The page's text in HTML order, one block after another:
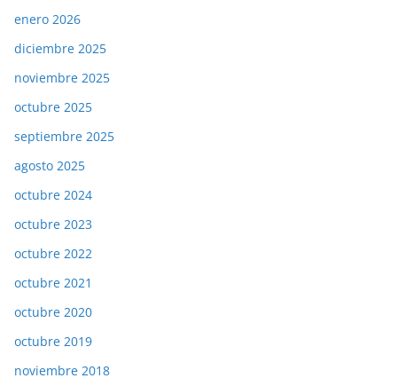
enero 2026
diciembre 2025
noviembre 2025
octubre 2025
septiembre 2025
agosto 2025
octubre 2024
octubre 2023
octubre 2022
octubre 2021
octubre 2020
octubre 2019
noviembre 2018